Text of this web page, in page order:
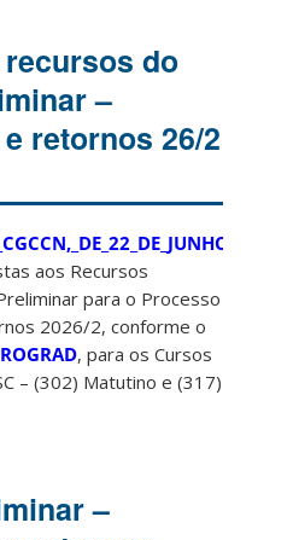
do
–
retornos 26/2
aos Recursos
para o Processo
2026/2, conforme o
, para os Cursos
– (302) Matutino e (317)
–